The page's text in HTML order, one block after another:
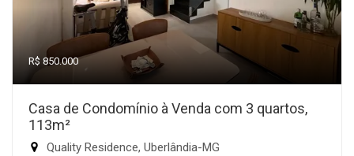
R$ 850.000
Casa de Condomínio à Venda com 3 quartos,
113m²
Quality Residence, Uberlândia-MG